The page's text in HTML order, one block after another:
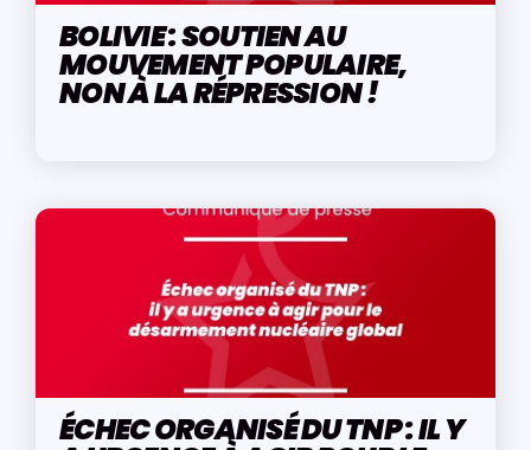
BOLIVIE : SOUTIEN AU
MOUVEMENT POPULAIRE,
NON À LA RÉPRESSION !
ÉCHEC ORGANISÉ DU TNP : IL Y